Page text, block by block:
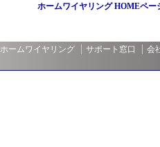
ホームワイヤリング HOMEペー
ホームワイヤリング サポート窓口 会